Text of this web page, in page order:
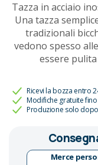
Tazza in acciaio
Una tazza
tradizionali
vedono spesso
essere
Ricevi la bozza entro
Modifiche gratuite
Produzione solo
Merce